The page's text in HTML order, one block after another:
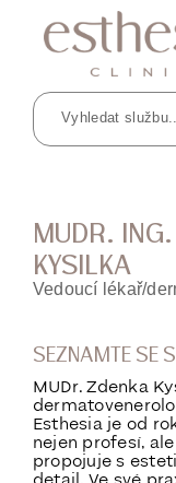
MUDR.
KYSILKA
Vedoucí lékař/
SEZNAMTE SE
MUDr. Zdenka
Esthesia je od
nejen profesí,
propojuje s